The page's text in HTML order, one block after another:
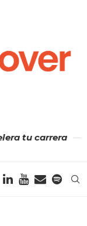
tu carrera